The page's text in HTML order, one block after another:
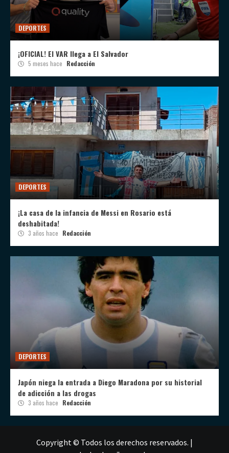
DEPORTES
¡OFICIAL! El VAR llega a El Salvador
5 meses hace Redacción
DEPORTES
¡La casa de la infancia de Messi en Rosario está
deshabitada!
3 años hace Redacción
DEPORTES
Japón niega la entrada a Diego Maradona por su historial
de adicción a las drogas
3 años hace Redacción
Copyright © Todos los derechos reservados. |